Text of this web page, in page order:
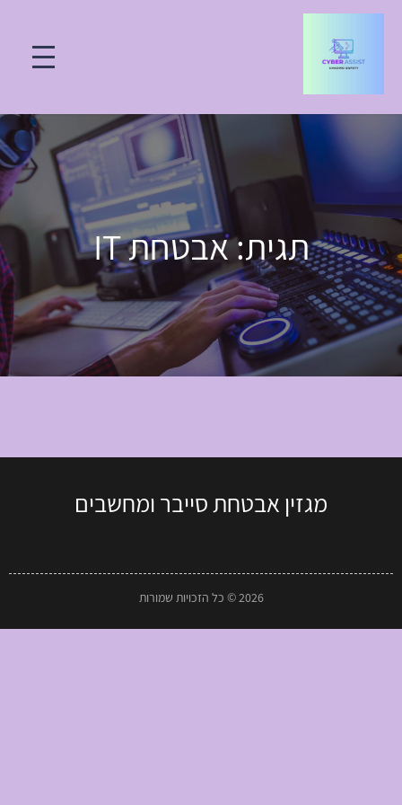
תגית:אבטחת IT
מגזין אבטחת סייבר ומחשבים
2026 © כל הזכויות שמורות